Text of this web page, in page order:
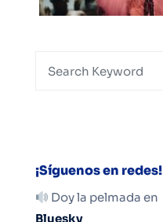
¡Síguenos en redes!
Doy la pelmada en
Bluesky